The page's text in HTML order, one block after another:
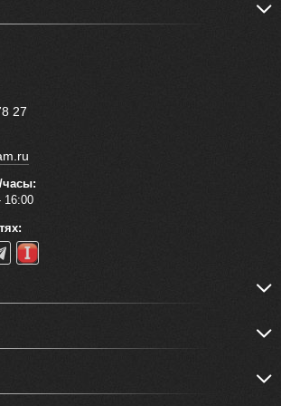
пленку, которая предотвращает
влагу внутри, при этом она
поры кожи, а также способствует более
других активных
подходит даже для
Нанести крем заключительным
за 5-10 минут до выхода на
27
часы:
16:00